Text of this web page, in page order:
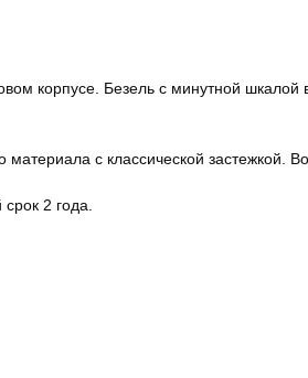
корпусе. Безель с минутной
с классической застежкой.
2 года.